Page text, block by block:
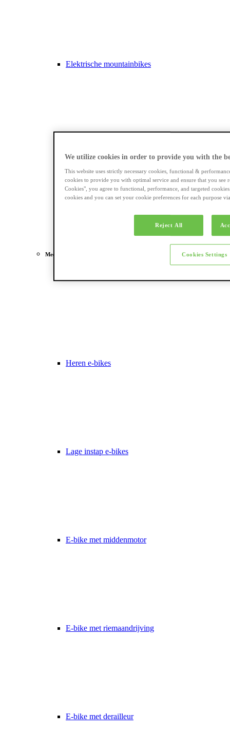
Elektrische mountainbikes
Longtails
Meest gezocht
Heren e-bikes
Lage instap e-bikes
E-bike met middenmotor
E-bike met riemaandrijving
E-bike met derailleur
We utilize cookies in order to provide you with the
This website uses strictly necessary cookies, functional &
cookies to provide you with optimal service and ensure that you
Cookies", you agree to functional, performance, and targeted
cookies and you can set your cookie preferences for each purpose
Reject All
Cookies Settings